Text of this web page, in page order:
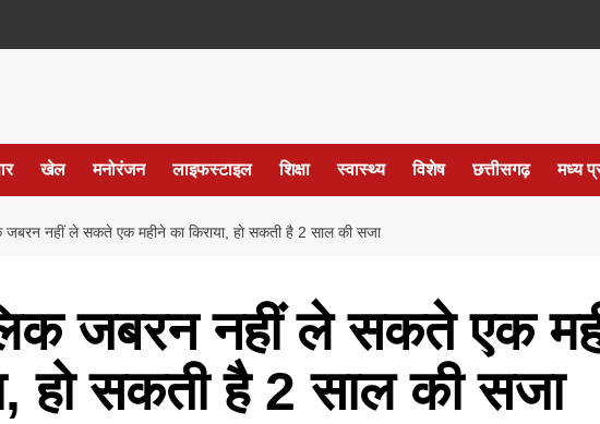
खेल मनोरंजन लाइफस्टाइल शिक्षा स्वास्थ्य विशेष छत्तीसगढ़ मध्य
जबरन नहीं ले सकते एक महीने का किराया, हो सकती है 2 साल की सजा
जबरन नहीं ले सकते एक
हो सकती है 2 साल की सजा